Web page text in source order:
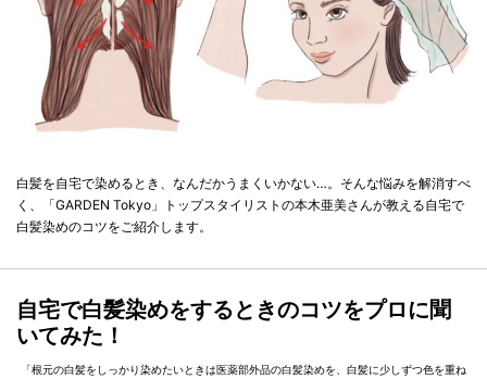
白髪を自宅で染めるとき、なんだかうまくいかない…。そんな悩みを解消すべ
く、「GARDEN Tokyo」トップスタイリストの本木亜美さんが教える自宅で
白髪染めのコツをご紹介します。
自宅で白髪染めをするときのコツをプロに聞
いてみた！
「根元の白髪をしっかり染めたいときは医薬部外品の白髪染めを、白髪に少しずつ色を重ね